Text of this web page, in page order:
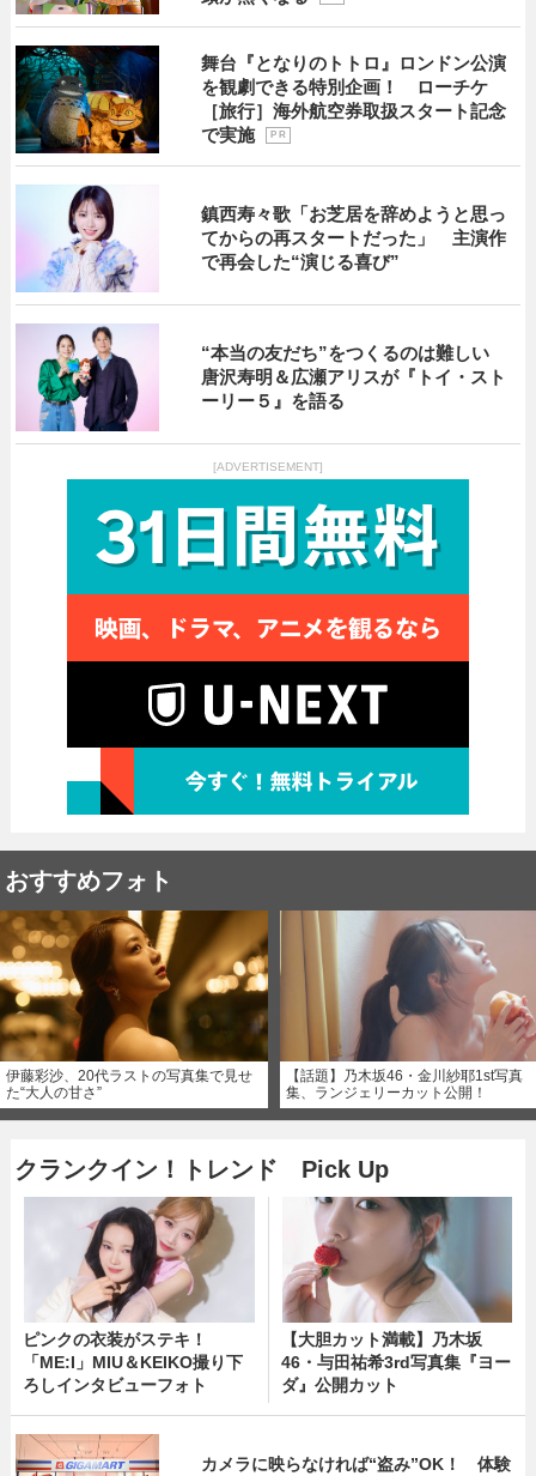
舞台『となりのトトロ』ロンドン公演
を観劇できる特別企画！ ローチケ
［旅行］海外航空券取扱スタート記念
で実施
P R
鎮西寿々歌「お芝居を辞めようと思っ
てからの再スタートだった」 主演作
で再会した“演じる喜び”
“本当の友だち”をつくるのは難しい
唐沢寿明＆広瀬アリスが『トイ・スト
ーリー５』を語る
[ADVERTISEMENT]
おすすめフォト
伊藤彩沙、20代ラストの写真集で見せ
た“大人の甘さ”
【話題】乃木坂46・金川紗耶1st写真
集、ランジェリーカット公開！
クランクイン！トレンド Pick Up
ピンクの衣装がステキ！
「ME:I」MIU＆KEIKO撮り下
ろしインタビューフォト
【大胆カット満載】乃木坂
46・与田祐希3rd写真集『ヨー
ダ』公開カット
カメラに映らなければ“盗み”OK！ 体験